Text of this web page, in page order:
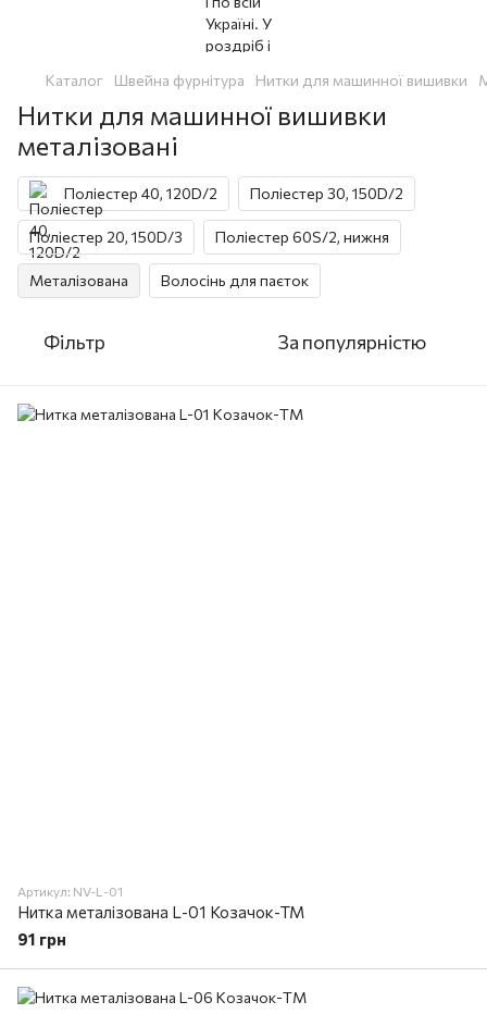
Каталог Швейна фурнітура Нитки для машинної вишивки
Нитки для машинної вишивки
металізовані
Поліестер 40, 120D/2 Поліестер 30, 150D/2
Поліестер 20, 150D/3 Поліестер 60S/2, нижня
Металізована Волосінь для паєток
Фільтр За популярністю
Артикул: NV-L-01
Нитка металізована L-01 Козачок-ТМ
91 грн